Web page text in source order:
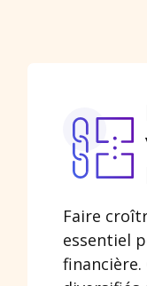
Faire
essentiel
financière.